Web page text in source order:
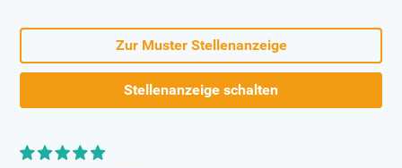
Zur Muster Stellenanzeige
Stellenanzeige schalten